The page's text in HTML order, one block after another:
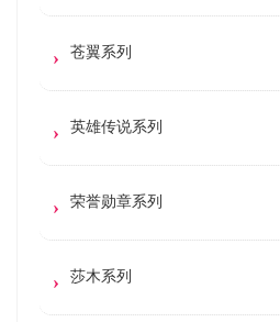
苍翼系列
英雄传说系列
荣誉勋章系列
莎木系列